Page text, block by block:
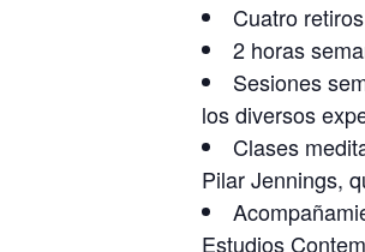
Cuatro
2 horas
Sesiones
los diversos
Clases
Pilar Jennings,
Estudios